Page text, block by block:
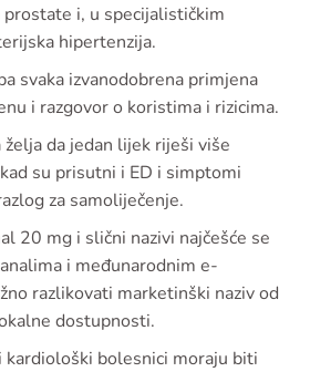
i, u specijalističkim
hipertenzija.
svaka izvanodobrena primjena
i razgovor o koristima i rizicima.
da jedan lijek riješi više
su prisutni i ED i simptomi
za samoliječenje.
20 mg i slični nazivi najčešće se
i međunarodnim e-
razlikovati marketinški naziv od
dostupnosti.
kardiološki bolesnici moraju biti